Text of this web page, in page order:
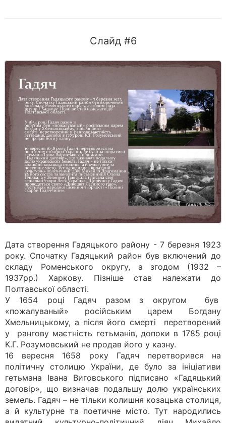
Слайд #6
Дата створення Гадяцького району - 7 березня 1923
року. Спочатку Гадяцький район був включений до
складу Роменського округу, а згодом (1932 –
1937рр.) Харкову. Пізніше став належати до
Полтавської області.
У 1654 році Гадяч разом з округом був
«пожалуваный» російським царем Богдану
Хмельницькому, а після його смерті перетворений
у рангову маєтність гетьманів, допоки в 1785 році
К.Г. Розумовський не продав його у казну.
16 вересня 1658 року Гадяч перетворився на
політичну столицю України, де було за ініціативи
гетьмана Івана Виговського підписано «Гадяцький
договір», що визначав подальшу долю українських
земель. Гадяч – не тільки колишня козацька столиця,
а й культурне та поетичне місто. Тут народились